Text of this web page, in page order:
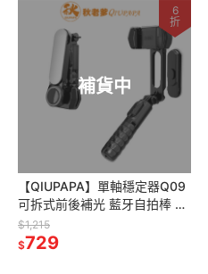
補貨中
6
折
【QIUPAPA】單軸穩定器Q09
可拆式前後補光 藍牙自拍棒 三
腳架 美顏補光 防抖 VLOG 單
軸穩拍器 雲台穩定器
$1,215
$729